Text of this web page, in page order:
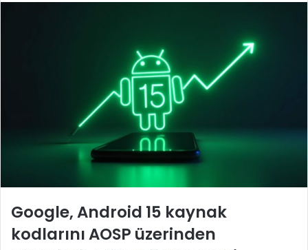
Google, Android 15 kaynak
kodlarını AOSP üzerinden